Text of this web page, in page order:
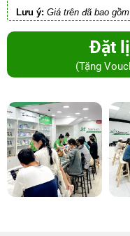
Lưu ý: Giá trên đã bao
Đặt
(Tặng